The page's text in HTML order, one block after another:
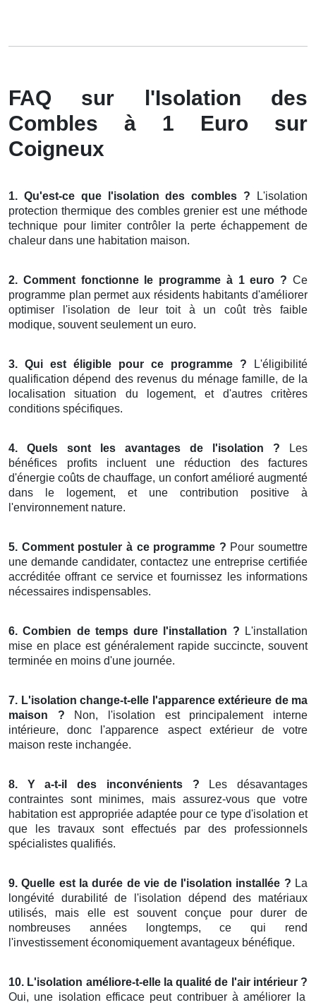
FAQ sur l'Isolation des
Combles à 1 Euro sur
Coigneux
1. Qu'est-ce que l'isolation des combles ? L'isolation
protection thermique des combles grenier est une méthode
technique pour limiter contrôler la perte échappement de
chaleur dans une habitation maison.
2. Comment fonctionne le programme à 1 euro ? Ce
programme plan permet aux résidents habitants d'améliorer
optimiser l'isolation de leur toit à un coût très faible
modique, souvent seulement un euro.
3. Qui est éligible pour ce programme ? L'éligibilité
qualification dépend des revenus du ménage famille, de la
localisation situation du logement, et d'autres critères
conditions spécifiques.
4. Quels sont les avantages de l'isolation ? Les
bénéfices profits incluent une réduction des factures
d'énergie coûts de chauffage, un confort amélioré augmenté
dans le logement, et une contribution positive à
l'environnement nature.
5. Comment postuler à ce programme ? Pour soumettre
une demande candidater, contactez une entreprise certifiée
accréditée offrant ce service et fournissez les informations
nécessaires indispensables.
6. Combien de temps dure l'installation ? L'installation
mise en place est généralement rapide succincte, souvent
terminée en moins d'une journée.
7. L'isolation change-t-elle l'apparence extérieure de ma
maison ? Non, l'isolation est principalement interne
intérieure, donc l'apparence aspect extérieur de votre
maison reste inchangée.
8. Y a-t-il des inconvénients ? Les désavantages
contraintes sont minimes, mais assurez-vous que votre
habitation est appropriée adaptée pour ce type d'isolation et
que les travaux sont effectués par des professionnels
spécialistes qualifiés.
9. Quelle est la durée de vie de l'isolation installée ? La
longévité durabilité de l'isolation dépend des matériaux
utilisés, mais elle est souvent conçue pour durer de
nombreuses années longtemps, ce qui rend
l'investissement économiquement avantageux bénéfique.
10. L'isolation améliore-t-elle la qualité de l'air intérieur ?
Oui, une isolation efficace peut contribuer à améliorer la